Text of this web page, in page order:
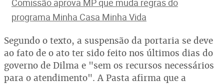
Comissão aprova MP que muda regras do
programa Minha Casa Minha Vida
Segundo o texto, a suspensão da portaria se deve
ao fato de o ato ter sido feito nos últimos dias do
governo de Dilma e "sem os recursos necessários
para o atendimento". A Pasta afirma que a